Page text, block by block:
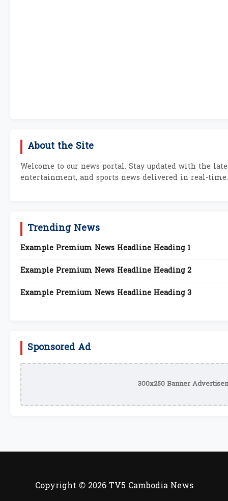
About the Site
Welcome to our news portal. Stay updated with the
entertainment, and sports news delivered in real-time.
Trending News
Example Premium News Headline Heading 1
Example Premium News Headline Heading 2
Example Premium News Headline Heading 3
Sponsored Ad
300x250 Banner
Copyright © 2026 TV5 Cambodia News